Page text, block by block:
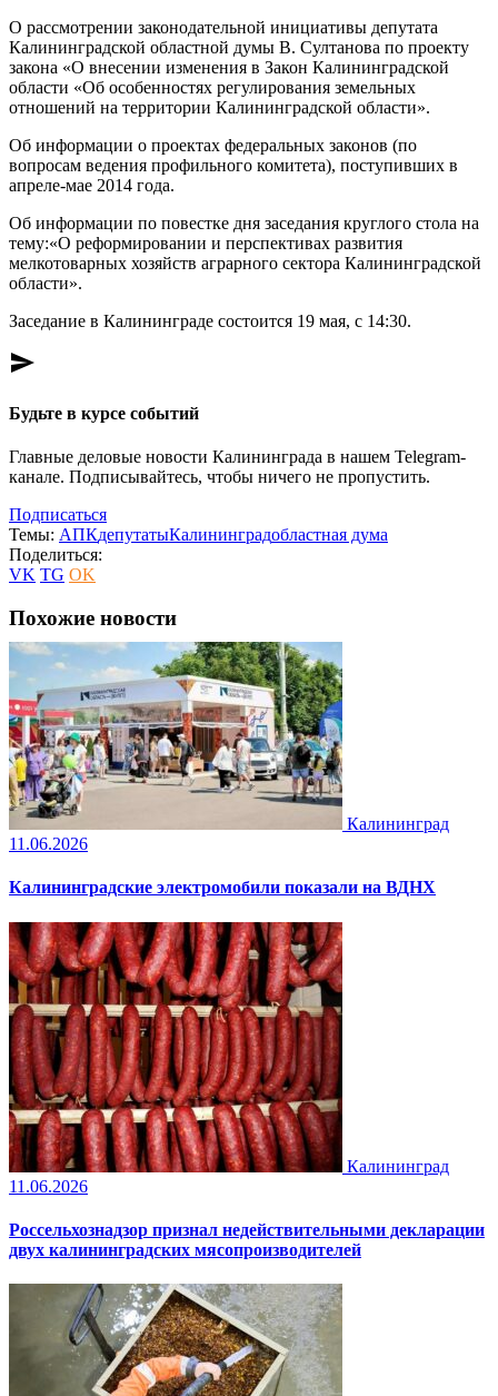
О рассмотрении законодательной инициативы депутата
Калининградской областной думы В. Султанова по проекту
закона «О внесении изменения в Закон Калининградской
области «Об особенностях регулирования земельных
отношений на территории Калининградской области».
Об информации о проектах федеральных законов (по
вопросам ведения профильного комитета), поступивших в
апреле-мае 2014 года.
Об информации по повестке дня заседания круглого стола на
тему:«О реформировании и перспективах развития
мелкотоварных хозяйств аграрного сектора Калининградской
области».
Заседание в Калининграде состоится 19 мая, с 14:30.
send
Будьте в курсе событий
Главные деловые новости Калининграда в нашем Telegram-
канале. Подписывайтесь, чтобы ничего не пропустить.
Подписаться
Темы: АПКдепутатыКалининградобластная дума
Поделиться:
VK TG OK
Похожие новости
Калининград
11.06.2026
Калининградские электромобили показали на ВДНХ
Калининград
11.06.2026
Россельхознадзор признал недействительными декларации
двух калининградских мясопроизводителей